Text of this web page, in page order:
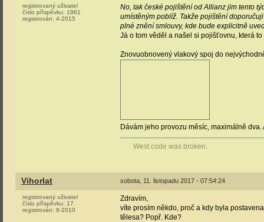
registrovaný uživatel
číslo příspěvku: 1961
registrován: 4-2015
No, tak české pojištění od Allianz jim tento
umístěným poblíž. Takže pojištění
plné znění smlouvy, kde bude explicitně
Já o tom věděl a našel si pojišťovnu, která
Znovuobnovený vlakový spoj do
Dávám jeho provozu měsíc, maximálně
West code was broken.
Vihorlat sobota, 11. listopadu 2017 - 07:54:24
registrovaný uživatel
číslo příspěvku: 17
registrován: 8-2010
Zdravím,
víte prosím někdo, proč a kdy byla
tělesa? Popř. Kde?